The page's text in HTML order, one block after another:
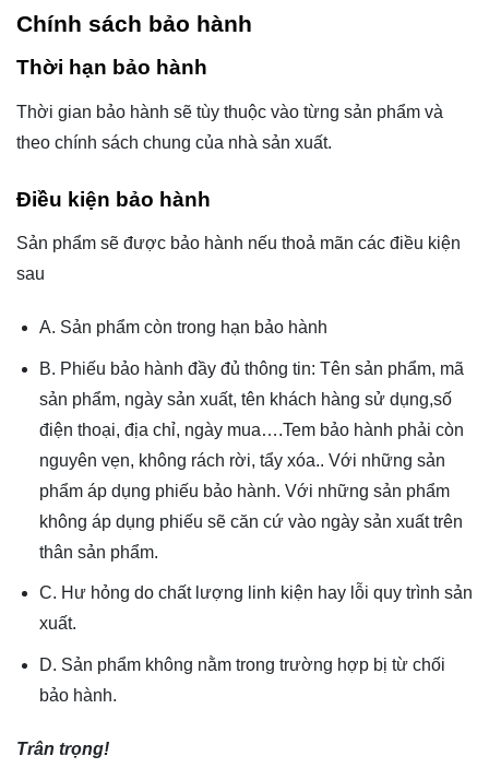
Chính sách bảo hành
Thời hạn bảo hành
Thời gian bảo hành sẽ tùy thuộc vào từng sản phẩm và
theo chính sách chung của nhà sản xuất.
Điều kiện bảo hành
Sản phẩm sẽ được bảo hành nếu thoả mãn các điều kiện
sau
A. Sản phẩm còn trong hạn bảo hành
B. Phiếu bảo hành đầy đủ thông tin: Tên sản phẩm, mã
sản phẩm, ngày sản xuất, tên khách hàng sử dụng,số
điện thoại, địa chỉ, ngày mua….Tem bảo hành phải còn
nguyên vẹn, không rách rời, tẩy xóa.. Với những sản
phẩm áp dụng phiếu bảo hành. Với những sản phẩm
không áp dụng phiếu sẽ căn cứ vào ngày sản xuất trên
thân sản phẩm.
C. Hư hỏng do chất lượng linh kiện hay lỗi quy trình sản
xuất.
D. Sản phẩm không nằm trong trường hợp bị từ chối
bảo hành.
Trân trọng!